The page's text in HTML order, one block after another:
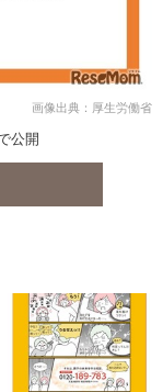
画像出典：厚生労働省
公開